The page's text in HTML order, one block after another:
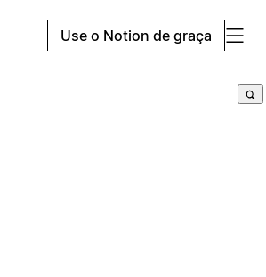
Use o Notion de graça